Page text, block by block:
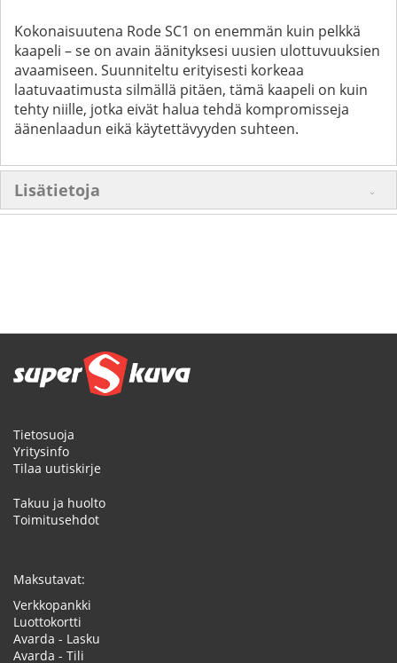
Kokonaisuutena Rode SC1 on enemmän kuin pelkkä
kaapeli – se on avain äänityksesi uusien ulottuvuuksien
avaamiseen. Suunniteltu erityisesti korkeaa
laatuvaatimusta silmällä pitäen, tämä kaapeli on kuin
tehty niille, jotka eivät halua tehdä kompromisseja
äänenlaadun eikä käytettävyyden suhteen.
Lisätietoja
Tietosuoja
Yritysinfo
Tilaa uutiskirje
Takuu ja huolto
Toimitusehdot
Maksutavat:
Verkkopankki
Luottokortti
Avarda - Lasku
Avarda - Tili